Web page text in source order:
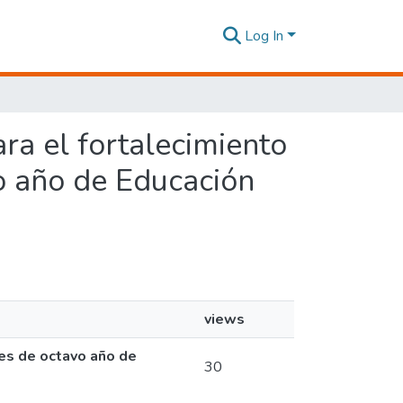
Log In
el fortalecimiento
de Educación
views
de octavo año de
30